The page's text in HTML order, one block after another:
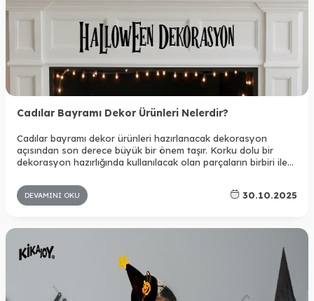
Cadılar Bayramı Dekor Ürünleri Nelerdir?
Cadılar bayramı dekor ürünleri hazırlanacak dekorasyon
açısından son derece büyük bir önem taşır. Korku dolu bir
dekorasyon hazırlığında kullanılacak olan parçaların birbiri ile
mağaza ya da restoran gibi alanlarda farklı dekorasyonlar
yapılacağı için parçaları seçerken buna dikkat edilmesi
DEVAMINI OKU 30.10.2025